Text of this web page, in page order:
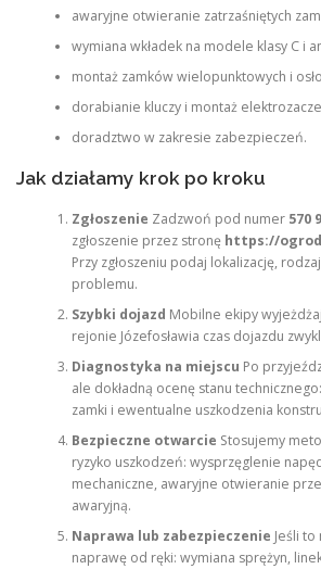
awaryjne otwieranie zatrzaśniętych
wymiana wkładek na modele klasy C i
montaż zamków wielopunktowych i
dorabianie kluczy i montaż
doradztwo w zakresie zabezpieczeń.
Jak działamy krok po kroku
Zgłoszenie Zadzwoń pod numer 570
zgłoszenie przez stronę https://
Przy zgłoszeniu podaj lokalizację,
problemu.
Szybki dojazd Mobilne ekipy
rejonie Józefosławia czas dojazdu
Diagnostyka na miejscu Po
ale dokładną ocenę stanu
zamki i ewentualne uszkodzenia
Bezpieczne otwarcie Stosujemy
ryzyko uszkodzeń: wysprzęglenie
mechaniczne, awaryjne otwieranie
awaryjną.
Naprawa lub zabezpieczenie Jeśli
naprawę od ręki: wymiana sprężyn,